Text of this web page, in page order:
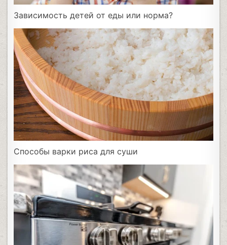
Зависимость детей от еды или норма?
Способы варки риса для суши